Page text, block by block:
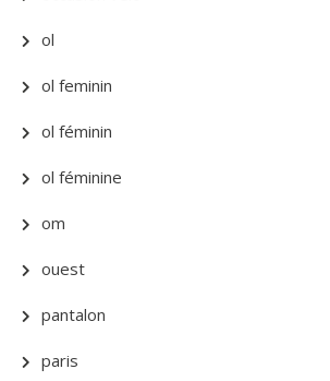
ol
ol feminin
ol féminin
ol féminine
om
ouest
pantalon
paris